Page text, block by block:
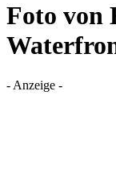
Foto von
- Anzeige -